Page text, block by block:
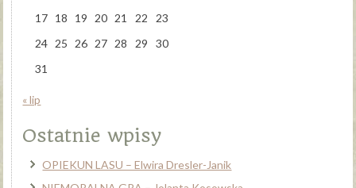
17 18 19 20 21 22
23
24 25 26 27 28 29
30
31
« lip
Ostatnie wpisy
OPIEKUN LASU – Elwira Dresler-Janik